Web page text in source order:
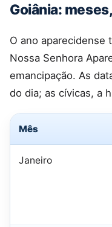
Goiânia:
O ano aparecidense
Nossa Senhora
emancipação. As
do dia; as cívicas, a
Mês
Janeiro